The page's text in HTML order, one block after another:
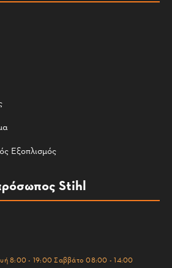
Εξοπλισμός
Stihl
8:00 - 19:00 Σαββάτο 08:00 - 14:00